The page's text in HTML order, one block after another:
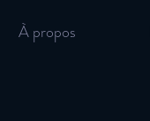
À propos